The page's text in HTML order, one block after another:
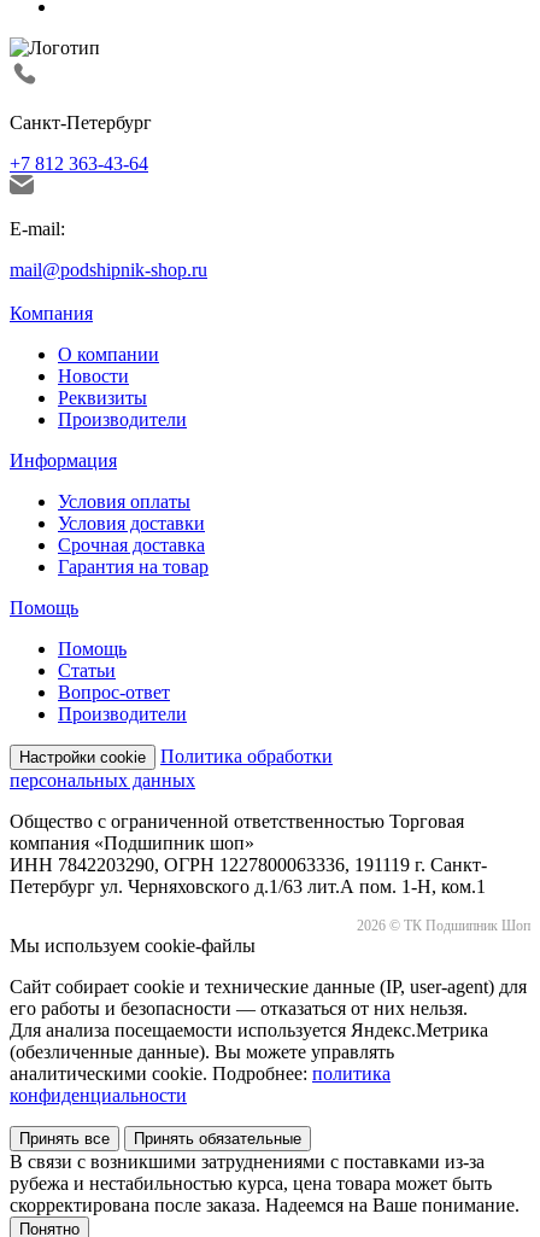
Санкт-Петербург
+7 812 363-43-64
E-mail:
mail@podshipnik-shop.ru
Компания
О компании
Новости
Реквизиты
Производители
Информация
Условия оплаты
Условия доставки
Срочная доставка
Гарантия на товар
Помощь
Помощь
Статьи
Вопрос-ответ
Производители
Настройки cookie
Политика обработки
персональных данных
Общество с ограниченной ответственностью Торговая
компания «Подшипник шоп»
ИНН 7842203290, ОГРН 1227800063336, 191119 г. Санкт-
Петербург ул. Черняховского д.1/63 лит.А пом. 1-Н, ком.1
2026 © ТК Подшипник Шоп
Мы используем cookie-файлы
Сайт собирает cookie и технические данные (IP, user-agent) для
его работы и безопасности — отказаться от них нельзя.
Для анализа посещаемости используется Яндекс.Метрика
(обезличенные данные). Вы можете управлять
аналитическими cookie. Подробнее: политика
конфиденциальности
Принять все Принять обязательные
В связи с возникшими затруднениями с поставками из-за
рубежа и нестабильностью курса, цена товара может быть
скорректирована после заказа. Надеемся на Ваше понимание.
Понятно